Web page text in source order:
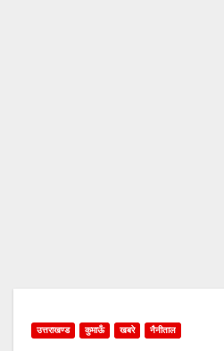
उत्तराखण्ड कुमाऊँ खबरे नैनीताल